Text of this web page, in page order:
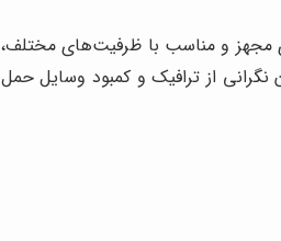
و مناسب با ظرفیت‌های مختلف،
از ترافیک و کمبود وسایل